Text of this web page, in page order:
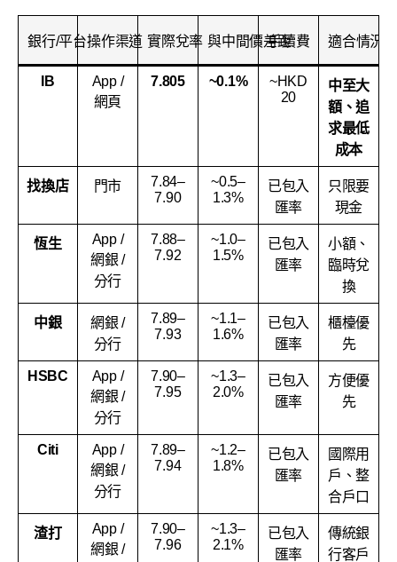
銀行/平台操作渠道 實際兌率 與中間價差距
手續費 適合情況
IB
App /
網頁
7.805 ~0.1%
~HKD
20
中至大
額、追
求最低
成本
找換店 門市
7.84–
7.90
~0.5–
1.3%
已包入
匯率
只限要
現金
恆生
App /
網銀 /
分行
7.88–
7.92
~1.0–
1.5%
已包入
匯率
小額、
臨時兌
換
中銀
網銀 /
分行
7.89–
7.93
~1.1–
1.6%
已包入
匯率
櫃檯優
先
HSBC
App /
網銀 /
分行
7.90–
7.95
~1.3–
2.0%
已包入
匯率
方便優
先
Citi
App /
網銀 /
分行
7.89–
7.94
~1.2–
1.8%
已包入
匯率
國際用
戶、整
合戶口
渣打
App /
網銀 /
7.90–
7.96
~1.3–
2.1%
已包入
匯率
傳統銀
行客戶